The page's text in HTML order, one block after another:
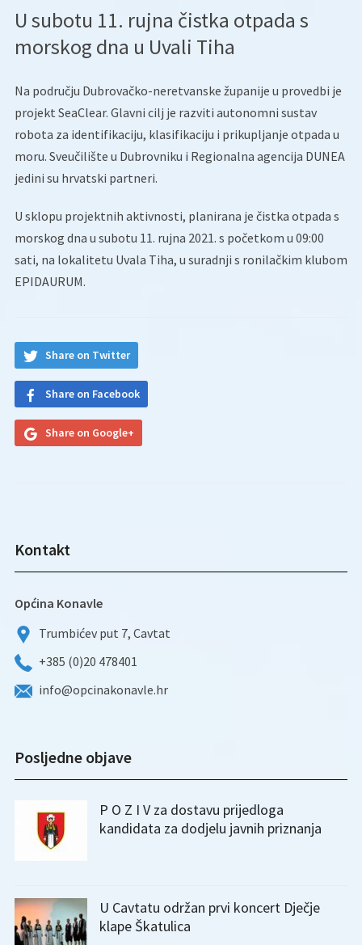
U subotu 11. rujna čistka otpada s
morskog dna u Uvali Tiha
Na području Dubrovačko-neretvanske županije u provedbi je
projekt SeaClear. Glavni cilj je razviti autonomni sustav
robota za identifikaciju, klasifikaciju i prikupljanje otpada u
moru. Sveučilište u Dubrovniku i Regionalna agencija DUNEA
jedini su hrvatski partneri.
U sklopu projektnih aktivnosti, planirana je čistka otpada s
morskog dna u subotu 11. rujna 2021. s početkom u 09:00
sati, na lokalitetu Uvala Tiha, u suradnji s ronilačkim klubom
EPIDAURUM.
Share on Twitter
Share on Facebook
Share on Google+
Kontakt
Općina Konavle
Trumbićev put 7, Cavtat
+385 (0)20 478401
info@opcinakonavle.hr
Posljedne objave
P O Z I V za dostavu prijedloga
kandidata za dodjelu javnih priznanja
U Cavtatu održan prvi koncert Dječje
klape Škatulica